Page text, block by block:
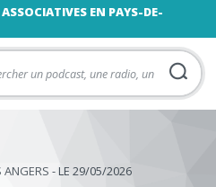
EN PAYS-DE-
ANGERS - LE 29/05/2026